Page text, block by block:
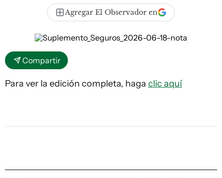
Agregar El Observador en
Compartir
Para ver la edición completa, haga clic aquí